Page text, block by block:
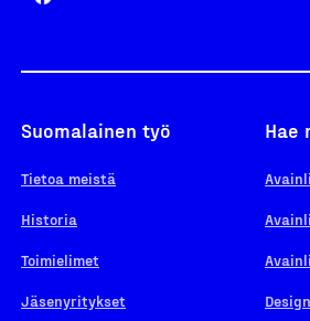
Suomalainen työ
Tietoa meistä
Historia
Toimielimet
Jäsenyritykset
Hae